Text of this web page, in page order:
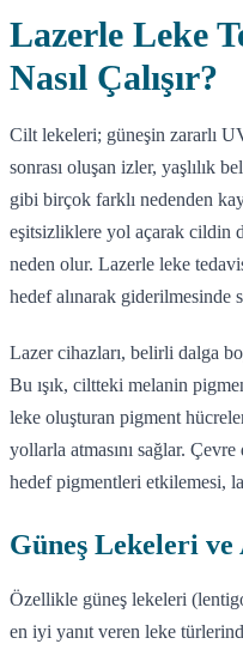
Lazerle Leke
Nasıl Çalışır?
Cilt lekeleri; güneşin zararlı
sonrası oluşan izler, yaşlılık
gibi birçok farklı nedenden
eşitsizliklere yol açarak cildin
neden olur. Lazerle leke
hedef alınarak giderilmesinde
Lazer cihazları, belirli dalga
Bu ışık, ciltteki melanin
leke oluşturan pigment
yollarla atmasını sağlar.
hedef pigmentleri etkilemesi,
Güneş Lekeleri
Özellikle güneş lekeleri
en iyi yanıt veren leke